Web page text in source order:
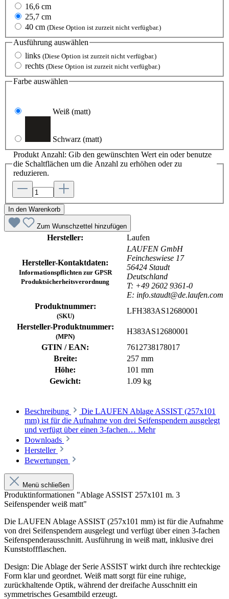
16,6 cm
25,7 cm
40 cm (Diese Option ist zurzeit nicht verfügbar.)
Ausführung auswählen
links (Diese Option ist zurzeit nicht verfügbar.)
rechts (Diese Option ist zurzeit nicht verfügbar.)
Farbe auswählen
Weiß (matt)
Schwarz (matt)
Produkt Anzahl: Gib den gewünschten Wert ein oder benutze
die Schaltflächen um die Anzahl zu erhöhen oder zu
reduzieren.
In den Warenkorb
Zum Wunschzettel hinzufügen
Hersteller: Laufen
Hersteller-Kontaktdaten:
Informationspflichten zur GPSR
Produktsicherheitsverordnung
LAUFEN GmbH
Feincheswiese 17
56424 Staudt
Deutschland
T: +49 2602 9361-0
E: info.staudt@de.laufen.com
Produktnummer:
(SKU)
LFH383AS12680001
Hersteller-Produktnummer:
(MPN)
H383AS12680001
GTIN / EAN:
7612738178017
Breite:
257 mm
Höhe:
101 mm
Gewicht:
1.09 kg
Beschreibung
Die LAUFEN Ablage ASSIST (257x101
mm) ist für die Aufnahme von drei Seifenspendern ausgelegt
und verfügt über einen 3-fachen… Mehr
Downloads
Hersteller
Bewertungen
Menü schließen
Produktinformationen "Ablage ASSIST 257x101 m. 3
Seifenspender weiß matt"
Die LAUFEN Ablage ASSIST (257x101 mm) ist für die Aufnahme
von drei Seifenspendern ausgelegt und verfügt über einen 3-fachen
Seifenspenderausschnitt. Ausführung in weiß matt, inklusive drei
Kunststoffflaschen.
Design: Die Ablage der Serie ASSIST wirkt durch ihre rechteckige
Form klar und geordnet. Weiß matt sorgt für eine ruhige,
zurückhaltende Optik, während der dreifache Ausschnitt ein
symmetrisches Gesamtbild erzeugt.